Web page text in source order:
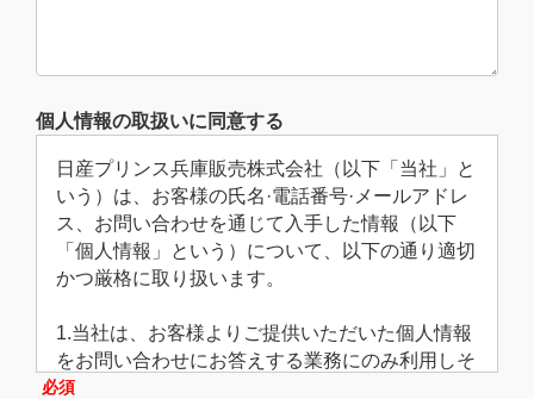
個人情報の取扱いに同意する
日産プリンス兵庫販売株式会社（以下「当社」と
いう）は、お客様の氏名·電話番号·メールアドレ
ス、お問い合わせを通じて入手した情報（以下
「個人情報」という）について、以下の通り適切
かつ厳格に取り扱います。
1.当社は、お客様よりご提供いただいた個人情報
をお問い合わせにお答えする業務にのみ利用しそ
の他の目的には一切使用することはありません。
必須